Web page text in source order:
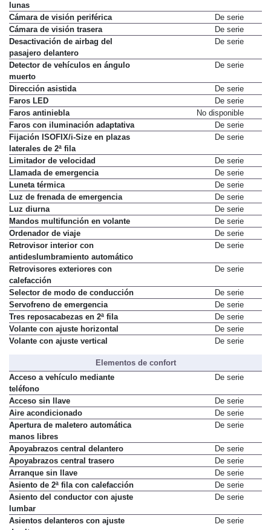
lunas
Cámara de visión periférica
De serie
Cámara de visión trasera
De serie
Desactivación de airbag del
pasajero delantero
De serie
Detector de vehículos en ángulo
muerto
De serie
Dirección asistida
De serie
Faros LED
De serie
Faros antiniebla
No disponible
Faros con iluminación adaptativa
De serie
Fijación ISOFIX/i-Size en plazas
laterales de 2ª fila
De serie
Limitador de velocidad
De serie
Llamada de emergencia
De serie
Luneta térmica
De serie
Luz de frenada de emergencia
De serie
Luz diurna
De serie
Mandos multifunción en volante
De serie
Ordenador de viaje
De serie
Retrovisor interior con
antideslumbramiento automático
De serie
Retrovisores exteriores con
calefacción
De serie
Selector de modo de conducción
De serie
Servofreno de emergencia
De serie
Tres reposacabezas en 2ª fila
De serie
Volante con ajuste horizontal
De serie
Volante con ajuste vertical
De serie
Elementos de confort
Acceso a vehículo mediante
teléfono
De serie
Acceso sin llave
De serie
Aire acondicionado
De serie
Apertura de maletero automática
manos libres
De serie
Apoyabrazos central delantero
De serie
Apoyabrazos central trasero
De serie
Arranque sin llave
De serie
Asiento de 2ª fila con calefacción
De serie
Asiento del conductor con ajuste
lumbar
De serie
Asientos delanteros con ajuste
De serie